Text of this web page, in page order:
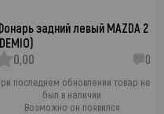
задний левый MAZDA 2
0,00
0
последнем обновлении товар не
был в наличии.
Возможно он появился.